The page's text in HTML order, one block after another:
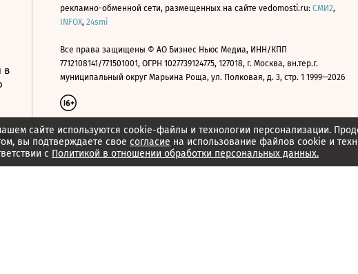
в
сайте используются cookie-файлы и технологии персонализации.
вы подтверждаете свое согласие на использование файлов cookie и
с Политикой в отношении обработки персональных данных.
рекламно-обменной сети, размещенных на сайте vedomosti.ru: СМИ2,
INFOX, 24smi
Все права защищены © АО Бизнес Ньюс Медиа, ИНН/КПП
7712108141/771501001, ОГРН 1027739124775, 127018, г. Москва, вн.тер.г.
муниципальный округ Марьина Роща, ул. Полковая, д. 3, стр. 1 1999—2026